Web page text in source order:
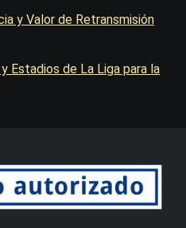
y Valor de Retransmisión
Estadios de La Liga para la